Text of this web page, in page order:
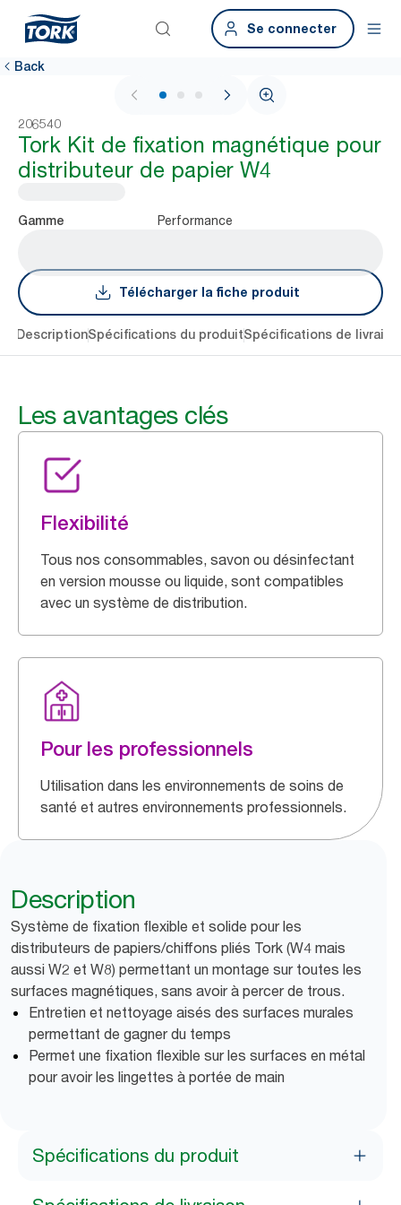
Se connecter
Back
1 / 3
206540
Tork Kit de fixation magnétique pour
distributeur de papier W4
Gamme Performance
Télécharger la fiche produit
DescriptionSpécifications du produitSpécifications de
Les avantages clés
Flexibilité
Tous nos consommables, savon ou désinfectant
en version mousse ou liquide, sont compatibles
avec un système de distribution.
Pour les professionnels
Utilisation dans les environnements de soins de
santé et autres environnements professionnels.
Description
Système de fixation flexible et solide pour les
distributeurs de papiers/chiffons pliés Tork (W4 mais
aussi W2 et W8) permettant un montage sur toutes les
surfaces magnétiques, sans avoir à percer de trous.
Entretien et nettoyage aisés des surfaces murales
permettant de gagner du temps
Permet une fixation flexible sur les surfaces en métal
pour avoir les lingettes à portée de main
Spécifications du produit